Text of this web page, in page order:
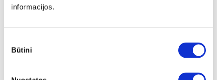
informacijos.
pasirinkimas
Būtini